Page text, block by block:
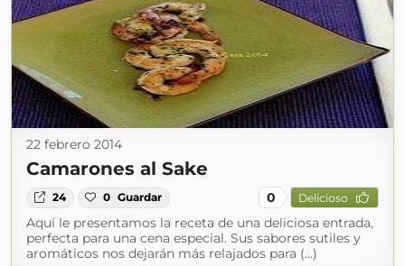
22 febrero 2014
Camarones al Sake
24 0 Guardar 0 Delicioso
Aquí le presentamos la receta de una deliciosa entrada,
perfecta para una cena especial. Sus sabores sutiles y
aromáticos nos dejarán más relajados para (...)